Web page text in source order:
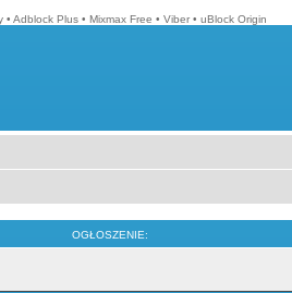
• Adblock Plus • Mixmax Free • Viber • uBlock Origin
OGŁOSZENIE: